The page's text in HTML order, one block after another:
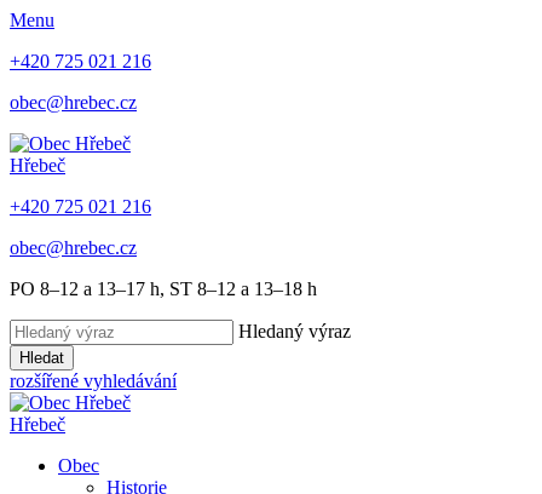
Menu
+420 725 021 216
obec@hrebec.cz
Hřebeč
+420 725 021 216
obec@hrebec.cz
PO 8–12 a 13–17 h, ST 8–12 a 13–18 h
Hledaný výraz
Hledat
rozšířené vyhledávání
Hřebeč
Obec
Historie